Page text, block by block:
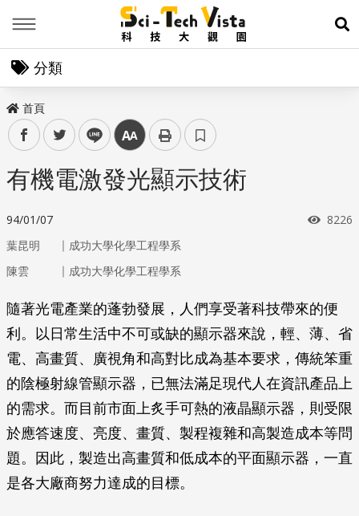
展
分類
首頁
facebooktwitter line 中
有機電激發光顯示技術
94/01/07 瀏覽
8226
葉昆明 ｜ 成功大學化學工程學系
陳雲
｜ 成功大學化學工程學系
隨著光電產業的蓬勃發展，人們享受著科技帶來的便
利。以日常生活中不可或缺的顯示器來說，輕、薄、省
電、高畫質、廣視角和高對比成為基本要求，傳統笨重
的陰極射線管顯示器，已無法滿足現代人在資訊產品上
的需求。而目前市面上炙手可熱的液晶顯示器，則受限
於應答速度、亮度、畫質、製程複雜和高製造成本等問
題。因此，製造出高畫質和低成本的平面顯示器，一直
是各大廠商努力達成的目標。